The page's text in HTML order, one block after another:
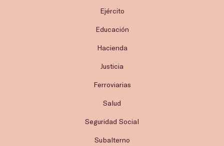
Ejército
Educación
Hacienda
Justicia
Ferroviarias
Salud
Seguridad Social
Subalterno